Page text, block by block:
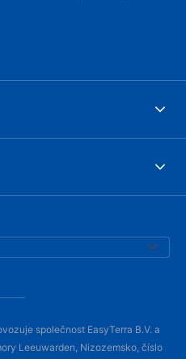
společnost EasyTerra B.V. a
Leeuwarden, Nizozemsko, číslo